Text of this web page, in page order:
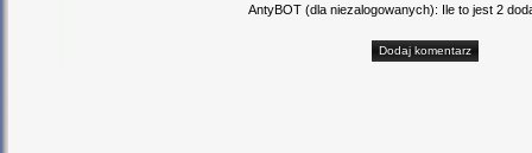
AntyBOT (dla niezalogowanych): Ile to jest 2